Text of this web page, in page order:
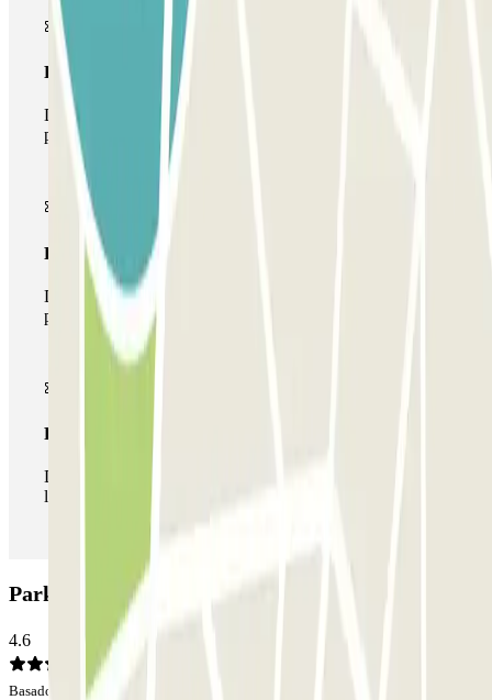
Pase básico
Durante tu estancia podrás entrar y salir una única vez al
parking
Pase multiparking
Durante tu estancia podrás hacer uso de toda la red de
parkings de este operador disponibles en Parclick.
Pase ilimitado
Durante tu estancia podrás entrar y salir del parking todas
las veces que quieras.
Parking IC Termibus: Opiniones
4.6
Basado en 20 opiniones